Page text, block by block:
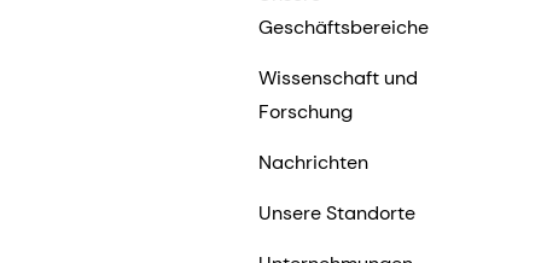
Geschäftsbereiche
Wissenschaft und
Forschung
Nachrichten
Unsere Standorte